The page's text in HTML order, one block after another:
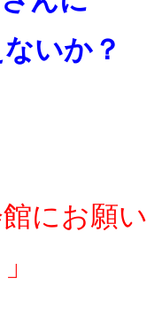
いか？
にお願い